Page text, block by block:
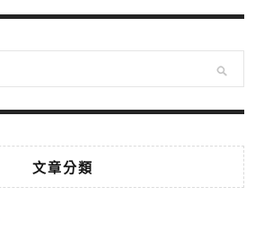
文章分類